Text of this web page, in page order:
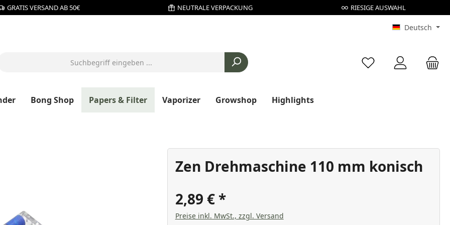
GRATIS VERSAND AB 50€ NEUTRALE VERPACKUNG RIESIGE AUSWAHL
Deutsch
Du hast 0 Produkte
Bong Shop Papers & Filter Vaporizer Growshop Highlights
Zen Drehmaschine 110 mm konisch
2,89 €
Preise inkl. MwSt., zzgl. Versand